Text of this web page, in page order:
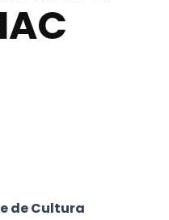
de Cultura